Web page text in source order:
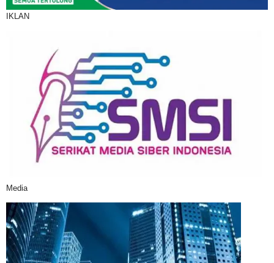
IKLAN
Media